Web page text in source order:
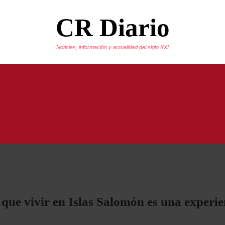
CR Diario
Noticias, información y actualidad del siglo XXI
vivir en Islas Salomón es una